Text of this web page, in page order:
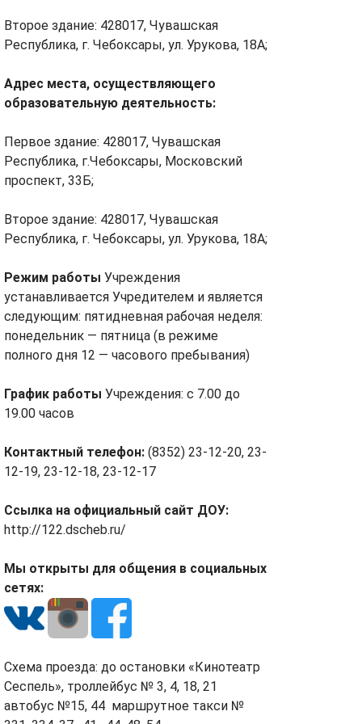
Второе здание: 428017, Чувашская
Республика, г. Чебоксары, ул. Урукова, 18А;
Адрес места, осуществляющего
образовательную деятельность:
Первое здание: 428017, Чувашская
Республика, г.Чебоксары, Московский
проспект, 33Б;
Второе здание: 428017, Чувашская
Республика, г. Чебоксары, ул. Урукова, 18А;
Режим работы Учреждения
устанавливается Учредителем и является
следующим: пятидневная рабочая неделя:
понедельник — пятница (в режиме
полного дня 12 — часового пребывания)
График работы Учреждения: с 7.00 до
19.00 часов
Контактный телефон: (8352) 23-12-20, 23-
12-19, 23-12-18, 23-12-17
Ссылка на официальный сайт ДОУ:
http://122.dscheb.ru/
Мы открыты для общения в социальных
сетях:
Cхема проезда: до остановки «Кинотеатр
Сеспель», троллейбус № 3, 4, 18, 21
автобус №15, 44 маршрутное такси №